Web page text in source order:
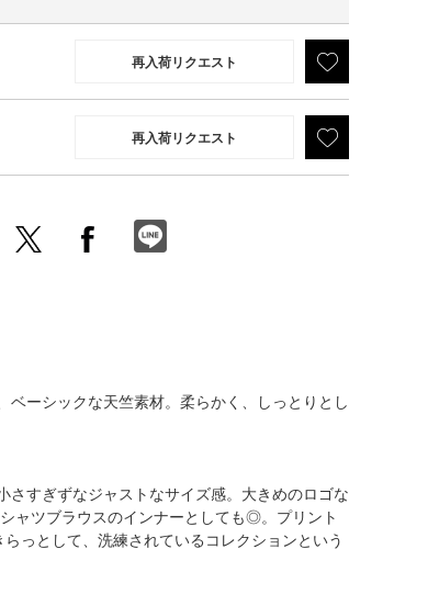
再入荷リクエスト
再入荷リクエスト
ベーシックな天竺素材。柔らかく、しっとりとし
さすぎずなジャストなサイズ感。大きめのロゴな
ャツブラウスのインナーとしても◎。プリント
っとして、洗練されているコレクションという